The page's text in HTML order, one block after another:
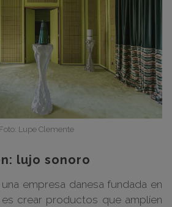
Lupe Clemente
lujo sonoro
empresa danesa fundada en
crear productos que amplíen